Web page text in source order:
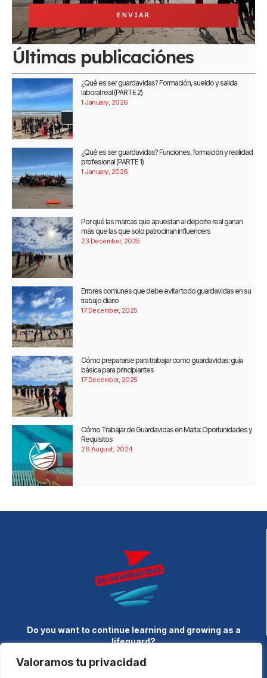
Valoramos tu privacidad
ENVIAR
Últimas publicaciónes
¿Qué es ser guardavidas? Formación, sueldo y salida
laboral real (PARTE 2)
1 January, 2026
¿Qué es ser guardavidas? Funciones, formación y realidad
profesional (PARTE 1)
1 January, 2026
Por qué las marcas que apuestan al deporte real ganan
más que las que solo patrocinan influencers
23 December, 2025
Errores comunes que debe evitar todo guardavidas en su
trabajo diario
17 December, 2025
Cómo prepararse para trabajar como guardavidas: guía
básica para principiantes
17 December, 2025
Cómo Trabajar de Guardavidas en Malta: Oportunidades y
Requisitos
26 August, 2024
Do you want to continue learning and growing as a
lifeguard?
experiences that enhance your education and connect you with